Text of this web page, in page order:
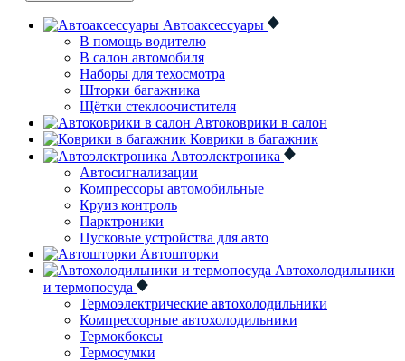
Автоаксессуары
В помощь водителю
В салон автомобиля
Наборы для техосмотра
Шторки багажника
Щётки стеклоочистителя
Автоковрики в салон
Коврики в багажник
Автоэлектроника
Автосигнализации
Компрессоры автомобильные
Круиз контроль
Парктроники
Пусковые устройства для авто
Автошторки
Автохолодильники
и термопосуда
Термоэлектрические автохолодильники
Компрессорные автохолодильники
Термокбоксы
Термосумки